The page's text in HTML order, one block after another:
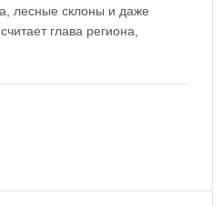
лесные склоны и даже
глава региона,